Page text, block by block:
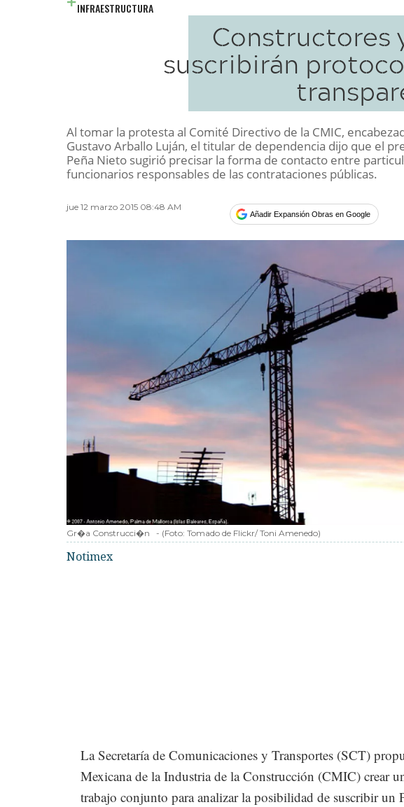
INFRAESTRUCTURA
Constructores
suscribirán
Al tomar la protesta al Comité Directivo de la CMIC,
Gustavo Arballo Luján, el titular de dependencia dijo que el
Peña Nieto sugirió precisar la forma de contacto entre
funcionarios responsables de las contrataciones públicas.
jue 12 marzo 2015 08:48 AM
Añadir Expansión Obras en Google
Gr�a Construcci�n - (Foto: Tomado de Flickr/ Toni Amenedo)
Notimex
La Secretaría de Comunicaciones y Transportes (SCT)
Mexicana de la Industria de la Construcción (CMIC) crear
trabajo conjunto para analizar la posibilidad de suscribir un